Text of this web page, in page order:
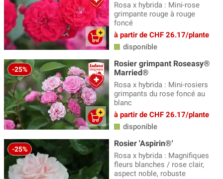
Rosa x hybrida : Mini-rose
grimpante rouge à rouge
foncé
à partir de CHF 26.17/plante
disponible
-25%
Rosier grimpant Roseasy®
Married®
Rosa x hybrida : Mini-rosiers
grimpants du rose foncé au
blanc
à partir de CHF 26.17/plante
disponible
-25%
Rosier 'Aspirin®'
Rosa x hybrida : Magnifiques
fleurs blanches / rose clair,
aspect noble, robuste